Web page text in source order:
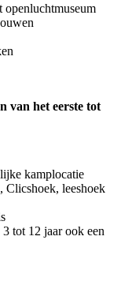
openluchtmuseum
van het eerste tot
kamplocatie
Clicshoek, leeshoek
tot 12 jaar ook een